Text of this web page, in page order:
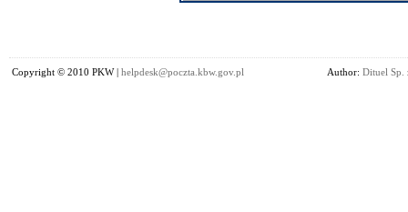
Copyright © 2010 PKW | helpdesk@poczta.kbw.gov.pl Author: Dituel Sp.